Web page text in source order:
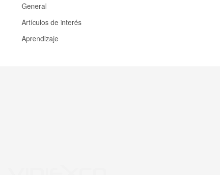
General
Artículos de interés
Aprendizaje